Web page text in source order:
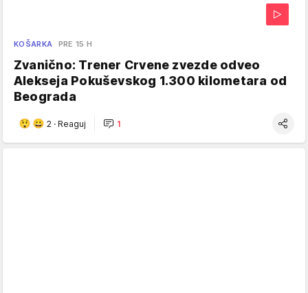
KOŠARKA PRE 15 H
Zvanično: Trener Crvene zvezde odveo
Alekseja Pokuševskog 1.300 kilometara od
Beograda
2 · Reaguj 1